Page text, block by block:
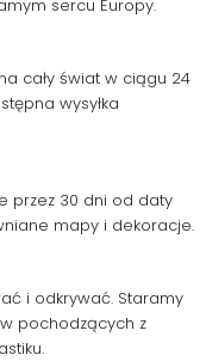
sercu Europy.
cały świat w ciągu 24
wysyłka
przez 30 dni od daty
mapy i dekoracje.
i odkrywać. Staramy
pochodzących z